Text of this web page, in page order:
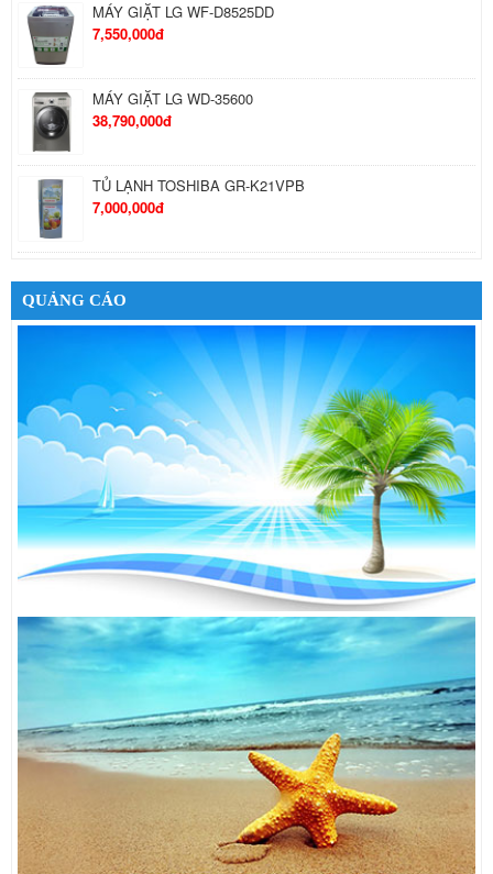
MÁY GIẶT LG WF-D8525DD
7,550,000đ
MÁY GIẶT LG WD-35600
38,790,000đ
TỦ LẠNH TOSHIBA GR-K21VPB
7,000,000đ
5,190,000đ
TỦ LẠNH HITACHI R-T310EG1D
9,405,000đ
QUẢNG CÁO